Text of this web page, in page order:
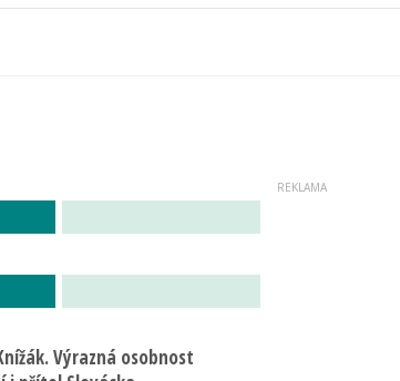
Výrazná osobnost